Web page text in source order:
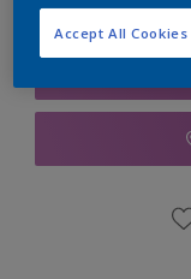
Accept All Cookies